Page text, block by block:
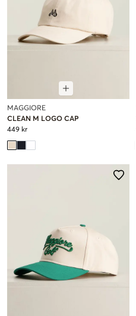
MAGGIORE
CLEAN M LOGO CAP
449 kr